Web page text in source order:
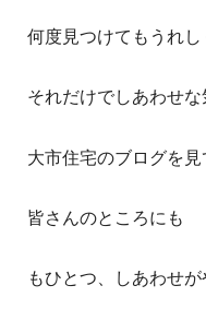
何度見つけてもうれし
それだけでしあわせな
大市住宅のブログを
皆さんのところにも
もひとつ、しあわせが